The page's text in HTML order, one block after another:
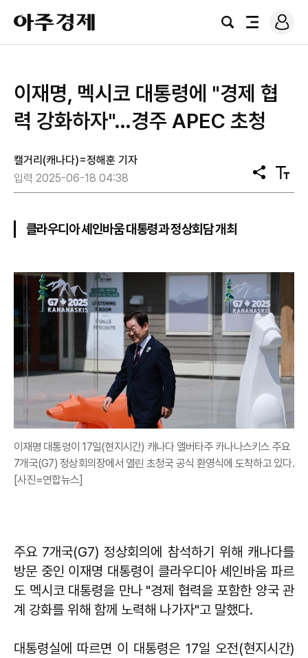
아
주
경
검
전
로
그
이재명, 멕시코 대통령에 "경제 협
력 강화하자"…경주 APEC 초청
캘거리(캐나다)=정해훈 기자
입력 2025-06-18 04:38
공
유
텍
스
클라우디아 셰인바움 대통령과 정상회담 개최
이재명 대통령이 17일(현지시간) 캐나다 앨버타주 카나나스키스 주요
7개국(G7) 정상회의장에서 열린 초청국 공식 환영식에 도착하고 있다.
[사진=연합뉴스]
주요 7개국(G7) 정상회의에 참석하기 위해 캐나다를
방문 중인 이재명 대통령이 클라우디아 셰인바움 파르
도 멕시코 대통령을 만나 "경제 협력을 포함한 양국 관
계 강화를 위해 함께 노력해 나가자"고 말했다.
대통령실에 따르면 이 대통령은 17일 오전(현지시간)